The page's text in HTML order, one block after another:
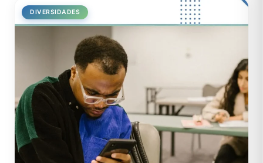
DIVERSIDADES